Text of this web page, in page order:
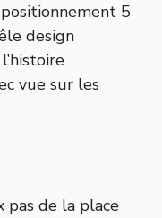
5
design
vue sur les
pas de la place